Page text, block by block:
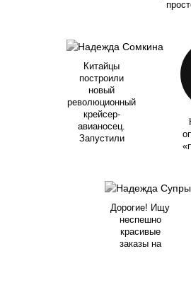
Китайцы
построили
новый
революционный
крейсер-
авианосец.
Запустили
Дорогие! Ищу
неспешно
красивые
заказы на